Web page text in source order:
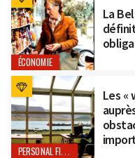
ÉCONOMIE
La
PERSONAL FINANCE
Les «